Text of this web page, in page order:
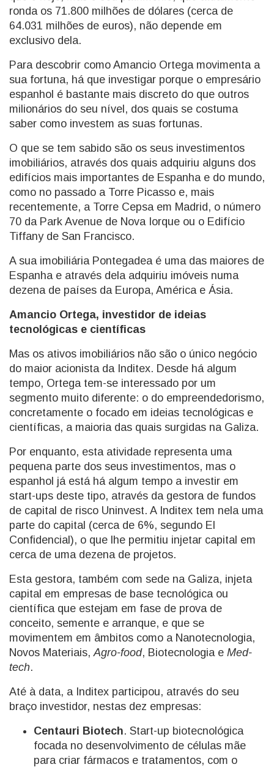
ronda os 71.800 milhões de dólares (cerca de
64.031 milhões de euros), não depende em
exclusivo dela.
Para descobrir como Amancio Ortega movimenta a
sua fortuna, há que investigar porque o empresário
espanhol é bastante mais discreto do que outros
milionários do seu nível, dos quais se costuma
saber como investem as suas fortunas.
O que se tem sabido são os seus investimentos
imobiliários, através dos quais adquiriu alguns dos
edifícios mais importantes de Espanha e do mundo,
como no passado a Torre Picasso e, mais
recentemente, a Torre Cepsa em Madrid, o número
70 da Park Avenue de Nova Iorque ou o Edifício
Tiffany de San Francisco.
A sua imobiliária Pontegadea é uma das maiores de
Espanha e através dela adquiriu imóveis numa
dezena de países da Europa, América e Ásia.
Amancio Ortega, investidor de ideias
tecnológicas e científicas
Mas os ativos imobiliários não são o único negócio
do maior acionista da Inditex. Desde há algum
tempo, Ortega tem-se interessado por um
segmento muito diferente: o do empreendedorismo,
concretamente o focado em ideias tecnológicas e
científicas, a maioria das quais surgidas na Galiza.
Por enquanto, esta atividade representa uma
pequena parte dos seus investimentos, mas o
espanhol já está há algum tempo a investir em
start-ups deste tipo, através da gestora de fundos
de capital de risco Uninvest. A Inditex tem nela uma
parte do capital (cerca de 6%, segundo El
Confidencial), o que lhe permitiu injetar capital em
cerca de uma dezena de projetos.
Esta gestora, também com sede na Galiza, injeta
capital em empresas de base tecnológica ou
científica que estejam em fase de prova de
conceito, semente e arranque, e que se
movimentem em âmbitos como a Nanotecnologia,
Novos Materiais, Agro-food, Biotecnologia e Med-
tech.
Até à data, a Inditex participou, através do seu
braço investidor, nestas dez empresas:
Centauri Biotech. Start-up biotecnológica
focada no desenvolvimento de células mãe
para criar fármacos e tratamentos, com o